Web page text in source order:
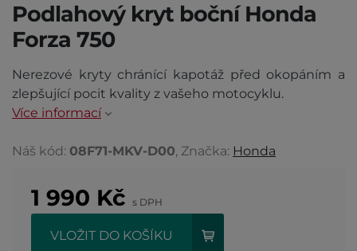
Podlahový kryt boční Honda
Forza 750
Nerezové kryty chránící kapotáž před okopáním a
zlepšující pocit kvality z vašeho motocyklu.
Více informací
Náš kód: 08F71-MKV-D00, Značka: Honda
1 990 Kč s DPH
VLOŽIT DO KOŠÍKU